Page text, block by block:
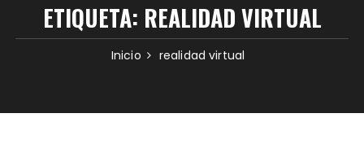
ETIQUETA: REALIDAD VIRTUAL
Inicio realidad virtual